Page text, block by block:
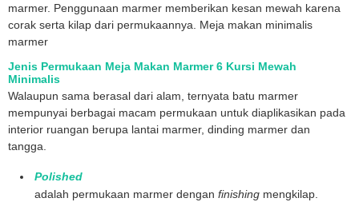
marmer. Penggunaan marmer memberikan kesan mewah karena
corak serta kilap dari permukaannya. Meja makan minimalis
marmer
Jenis Permukaan Meja Makan Marmer 6 Kursi Mewah
Minimalis
Walaupun sama berasal dari alam, ternyata batu marmer
mempunyai berbagai macam permukaan untuk diaplikasikan pada
interior ruangan berupa lantai marmer, dinding marmer dan
tangga.
Polished
adalah permukaan marmer dengan finishing mengkilap.